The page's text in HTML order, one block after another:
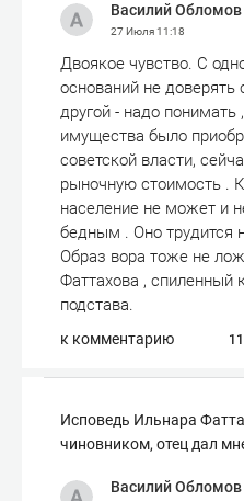
Василий Обломов
27 Июля11:18
Двоякое чувство. С
оснований не доверять
другой - надо понимать
имущества было
советской власти,
рыночную стоимость .
население не может и
бедным . Оно трудится
Образ вора тоже не
Фаттахова , спиленный
подстава.
к комментарию 11
Исповедь Ильнара
чиновником, отец дал
Василий Обломов